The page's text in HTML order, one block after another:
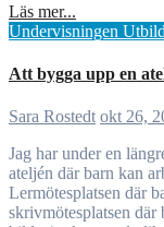
Läs mer...
Undervisningen
Att bygga upp en
Sara Rostedt okt 26,
Jag har under en längre tid arbetat med tre grundmötesplatser i
ateljén där barn kan
Lermötesplatsen där
skrivmötesplatsen där